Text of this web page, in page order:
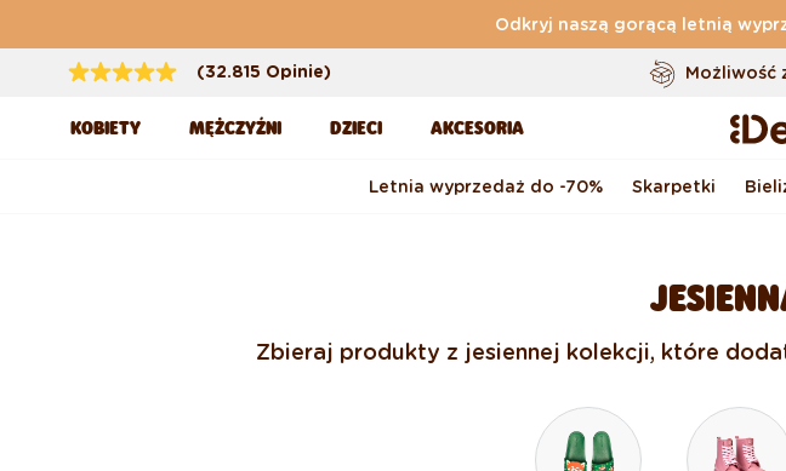
Odkryj naszą gorącą letnią
(32.815 Opinie)
Darmowa dostawa
Możliwość
Oryginalne
KOBIETY MĘŻCZYŹNI DZIECI AKCESORIA
Letnia wyprzedaż do -70% Skarpetki
Zbieraj produkty z jesiennej kolekcji, które